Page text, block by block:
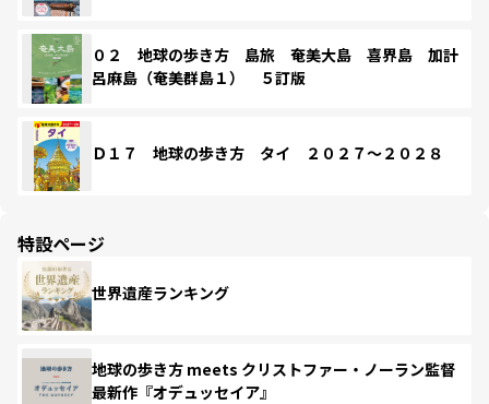
０２ 地球の歩き方 島旅 奄美大島 喜界島 加計
呂麻島（奄美群島１） ５訂版
Ｄ１７ 地球の歩き方 タイ ２０２７～２０２８
特設ページ
世界遺産ランキング
地球の歩き方 meets クリストファー・ノーラン監督
最新作『オデュッセイア』